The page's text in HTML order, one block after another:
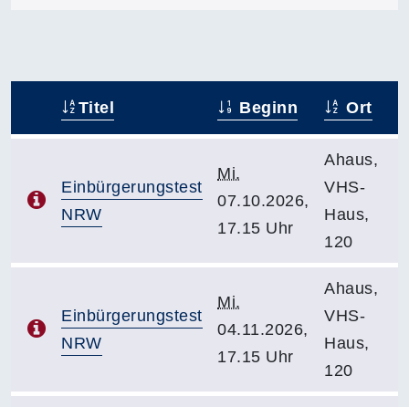
Titel Beginn Ort
Einbürgerungstest
NRW
Mi.
07.10.2026,
17.15 Uhr
Ahaus,
VHS-
Haus,
120
Einbürgerungstest
NRW
Mi.
04.11.2026,
17.15 Uhr
Ahaus,
VHS-
Haus,
120